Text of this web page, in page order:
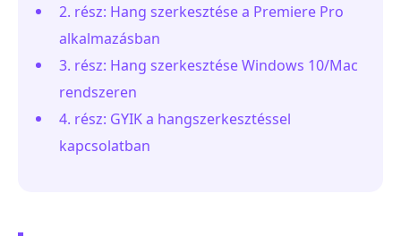
2. rész: Hang szerkesztése a Premiere Pro
alkalmazásban
3. rész: Hang szerkesztése Windows 10/Mac
rendszeren
4. rész: GYIK a hangszerkesztéssel
kapcsolatban